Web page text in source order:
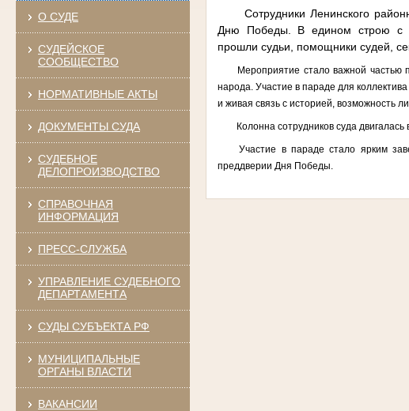
О СУДЕ
СУДЕЙСКОЕ
СООБЩЕСТВО
НОРМАТИВНЫЕ АКТЫ
ДОКУМЕНТЫ СУДА
СУДЕБНОЕ
ДЕЛОПРОИЗВОДСТВО
СПРАВОЧНАЯ
ИНФОРМАЦИЯ
ПРЕСС-СЛУЖБА
УПРАВЛЕНИЕ СУДЕБНОГО
ДЕПАРТАМЕНТА
СУДЫ СУБЪЕКТА РФ
МУНИЦИПАЛЬНЫЕ
ОРГАНЫ ВЛАСТИ
ВАКАНСИИ
Сотрудники Ленинского
Дню Победы. В едином строю с
прошли судьи, помощники судей,
Мероприятие стало важной частью
народа. Участие в параде для
и живая связь с историей, возможность
Колонна сотрудников суда
Участие в параде стало ярким
преддверии Дня Победы.